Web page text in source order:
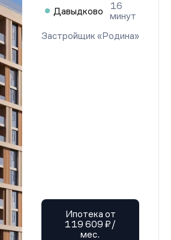
Давыдково
16
минут
Застройщик «Родина»
Ипотека от
119 609 ₽/
мес.